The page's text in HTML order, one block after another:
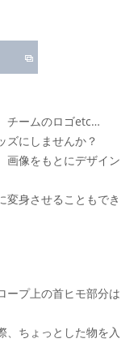
チームのロゴetc…
ズにしませんか？
画像をもとにデザイン
変身させることもでき
ープ上の首ヒモ部分は
、ちょっとした物を入